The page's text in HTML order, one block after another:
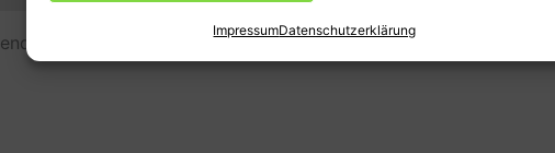
ImpressumDatenschutzerklärung
bei CL90 ect.